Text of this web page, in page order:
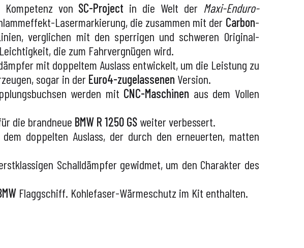
von SC-Project in die Welt der Maxi-Enduro-
Lasermarkierung, die zusammen mit der Carbon-
verglichen mit den sperrigen und schweren Original-
die zum Fahrvergnügen wird.
mit doppeltem Auslass entwickelt, um die Leistung zu
sogar in der Euro4-zugelassenen Version.
werden mit CNC-Maschinen aus dem Vollen
die brandneue BMW R 1250 GSweiter verbessert.
doppelten Auslass, der durch den erneuerten, matten
Schalldämpfer gewidmet, um den Charakter des
Flaggschiff. Kohlefaser-Wärmeschutz im Kit enthalten.